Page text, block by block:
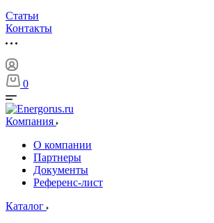
Статьи
Контакты
0
Компания
О компании
Партнеры
Документы
Референс-лист
Каталог